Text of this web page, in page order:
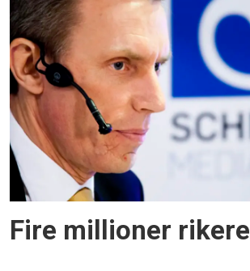
Fire millioner rikere